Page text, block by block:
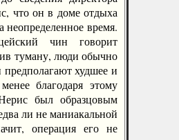
что он в доме отдыха
неопределенное время.
чин говорит
туману, люди обычно
худшее и
благодаря этому
был образцовым
ли не маниакальной
операция его не